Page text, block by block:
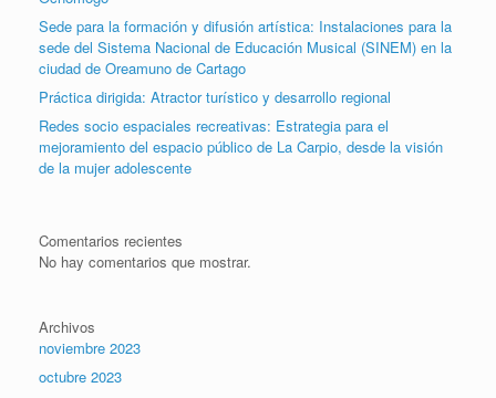
Sede para la formación y difusión artística: Instalaciones para la
sede del Sistema Nacional de Educación Musical (SINEM) en la
ciudad de Oreamuno de Cartago
Práctica dirigida: Atractor turístico y desarrollo regional
Redes socio espaciales recreativas: Estrategia para el
mejoramiento del espacio público de La Carpio, desde la visión
de la mujer adolescente
Comentarios recientes
No hay comentarios que mostrar.
Archivos
noviembre 2023
octubre 2023